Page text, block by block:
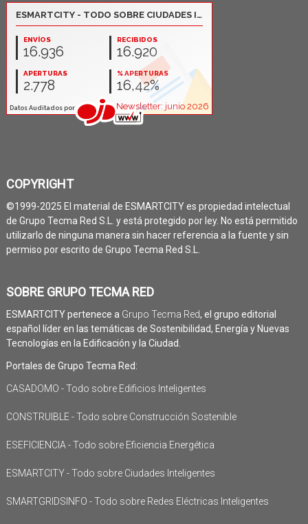
COPYRIGHT
©1999-2025 El material de ESMARTCITY es propiedad intelectual
de Grupo Tecma Red S.L. y está protegido por ley. No está permitido
utilizarlo de ninguna manera sin hacer referencia a la fuente y sin
permiso por escrito de Grupo Tecma Red S.L.
SOBRE GRUPO TECMA RED
ESMARTCITY pertenece a Grupo Tecma Red, el grupo editorial
español líder en las temáticas de Sostenibilidad, Energía y Nuevas
Tecnologías en la Edificación y la Ciudad.
Portales de Grupo Tecma Red:
CASADOMO - Todo sobre Edificios Inteligentes
CONSTRUIBLE - Todo sobre Construcción Sostenible
ESEFICIENCIA - Todo sobre Eficiencia Energética
ESMARTCITY - Todo sobre Ciudades Inteligentes
SMARTGRIDSINFO - Todo sobre Redes Eléctricas Inteligentes